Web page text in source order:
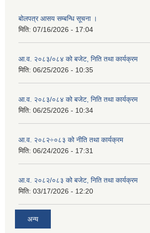
बोलपत्र आसय सम्बन्धि सूचना ।
मिति: 07/16/2026 - 17:04
आ.व. २०८३/०८४ को बजेट, निति तथा कार्यक्रम
मिति: 06/25/2026 - 10:35
आ.व. २०८३/०८४ को बजेट, निति तथा कार्यक्रम
मिति: 06/25/2026 - 10:34
आ.व. २०८२÷०८३ को नीति तथा कार्यक्रम
मिति: 06/24/2026 - 17:31
आ.व. २०८२/०८३ को बजेट, निति तथा कार्यक्रम
मिति: 03/17/2026 - 12:20
अन्य